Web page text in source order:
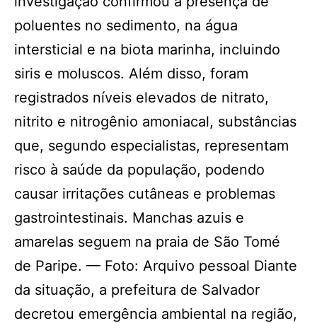
poluentes no sedimento, na água
intersticial e na biota marinha, incluindo
siris e moluscos. Além disso, foram
registrados níveis elevados de nitrato,
nitrito e nitrogênio amoniacal, substâncias
que, segundo especialistas, representam
risco à saúde da população, podendo
causar irritações cutâneas e problemas
gastrointestinais. Manchas azuis e
amarelas seguem na praia de São Tomé
de Paripe. — Foto: Arquivo pessoal Diante
da situação, a prefeitura de Salvador
decretou emergência ambiental na região,